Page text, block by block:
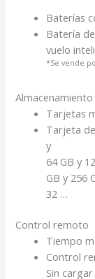
Baterías
Batería
vuelo
*Se vende
Almacenamiento
Tarjetas
Tarjeta
y
64 GB y
GB y 256
32 …
Control remoto
Tiempo
Control
Sin